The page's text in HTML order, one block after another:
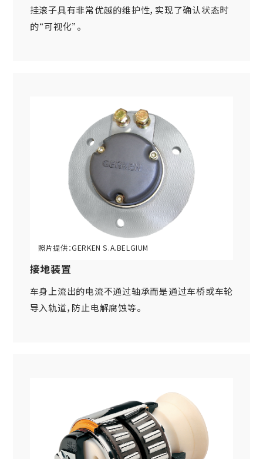
挂滚子具有非常优越的维护性，实现了确认状态时
的“可视化”。
接地装置
车身上流出的电流不通过轴承而是通过车桥或车轮
导入轨道，防止电解腐蚀等。